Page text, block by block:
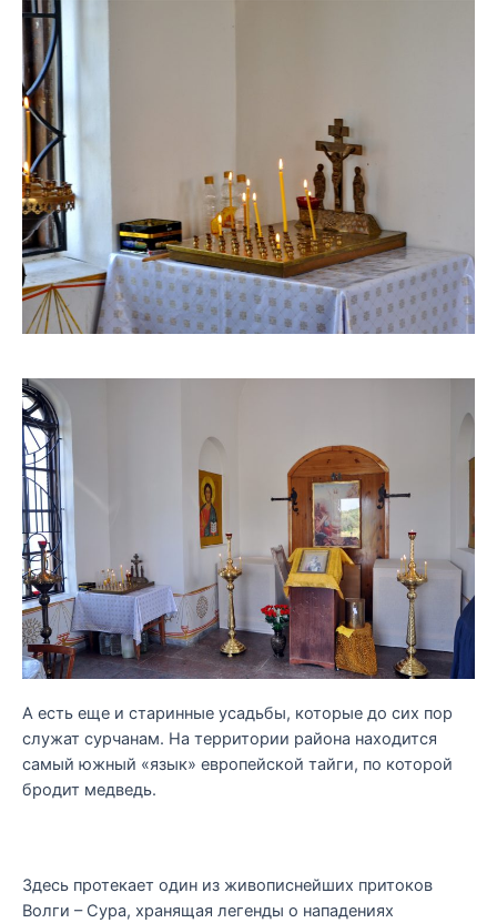
А есть еще и старинные усадьбы, которые до сих пор
служат сурчанам. На территории района находится
самый южный «язык» европейской тайги, по которой
бродит медведь.
Здесь протекает один из живописнейших притоков
Волги – Сура, хранящая легенды о нападениях